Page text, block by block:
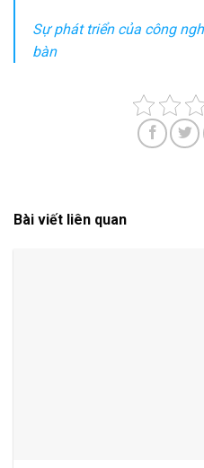
Sự phát triển của công
bàn
Bài viết liên quan